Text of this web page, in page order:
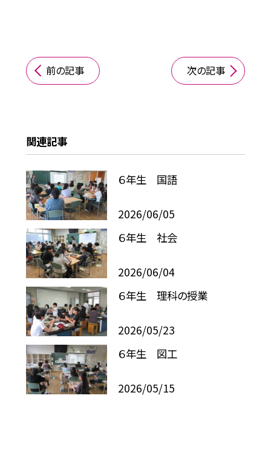
前の記事 次の記事
関連記事
６年生 国語
2026/06/05
６年生 社会
2026/06/04
６年生 理科の授業
2026/05/23
６年生 図工
2026/05/15